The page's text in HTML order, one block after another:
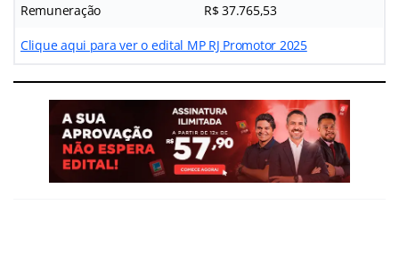
Remuneração R$ 37.765,53
Clique aqui para ver o edital MP RJ Promotor 2025